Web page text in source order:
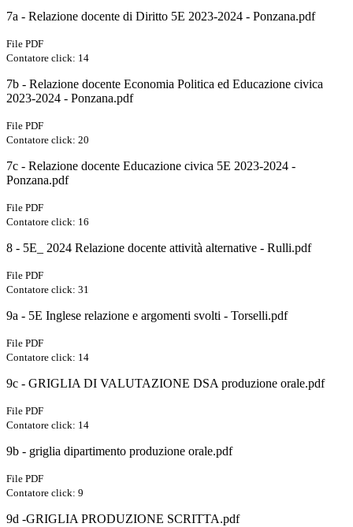
7a - Relazione docente di Diritto 5E 2023-2024 - Ponzana.pdf
File PDF
Contatore click: 14
7b - Relazione docente Economia Politica ed Educazione civica
2023-2024 - Ponzana.pdf
File PDF
Contatore click: 20
7c - Relazione docente Educazione civica 5E 2023-2024 -
Ponzana.pdf
File PDF
Contatore click: 16
8 - 5E_ 2024 Relazione docente attività alternative - Rulli.pdf
File PDF
Contatore click: 31
9a - 5E Inglese relazione e argomenti svolti - Torselli.pdf
File PDF
Contatore click: 14
9c - GRIGLIA DI VALUTAZIONE DSA produzione orale.pdf
File PDF
Contatore click: 14
9b - griglia dipartimento produzione orale.pdf
File PDF
Contatore click: 9
9d -GRIGLIA PRODUZIONE SCRITTA.pdf